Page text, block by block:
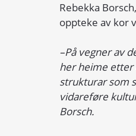
Rebekka
oppteke av kor
–På vegner av
her heime etter
strukturar som
vidareføre
Borsch.